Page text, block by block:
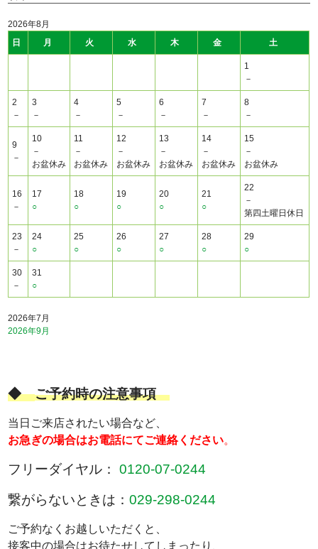
2026年8月
日
月 火 水 木 金 土
1
－
2
－
3
－
4
－
5
－
6
－
7
－
8
－
9
－
10
－
お盆休み
11
－
お盆休み
12
－
お盆休み
13
－
お盆休み
14
－
お盆休み
15
－
お盆休み
16
－
17
○
18
○
19
○
20
○
21
○
22
－
第四土曜日休日
23
－
24
○
25
○
26
○
27
○
28
○
29
○
30
－
31
○
2026年7月
2026年9月
◆ご予約時の注意事項
当日ご来店されたい場合など、
お急ぎの場合はお電話にてご連絡ください。
フリーダイヤル：0120-07-0244
繋がらないときは：029-298-0244
ご予約なくお越しいただくと、
接客中の場合はお待たせしてしまったり、